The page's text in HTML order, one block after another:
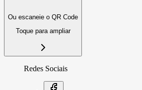
Ou escaneie o QR Code
Toque para ampliar
Redes Sociais